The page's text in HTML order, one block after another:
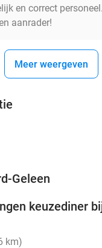
en correct
aanrader!
Meer weergeven
Geleen
keuzediner
km)